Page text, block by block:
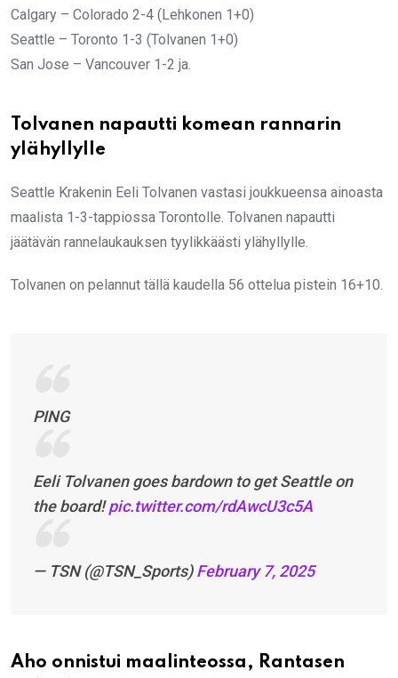
Calgary – Colorado 2-4 (Lehkonen 1+0)
Seattle – Toronto 1-3 (Tolvanen 1+0)
San Jose – Vancouver 1-2 ja.
Tolvanen napautti komean rannarin
ylähyllylle
Seattle Krakenin Eeli Tolvanen vastasi joukkueensa ainoasta
maalista 1-3-tappiossa Torontolle. Tolvanen napautti
jäätävän rannelaukauksen tyylikkäästi ylähyllylle.
Tolvanen on pelannut tällä kaudella 56 ottelua pistein 16+10.
PING
Eeli Tolvanen goes bardown to get Seattle on
the board!pic.twitter.com/rdAwcU3c5A
— TSN (@TSN_Sports)February 7, 2025
Aho onnistui maalinteossa, Rantasen